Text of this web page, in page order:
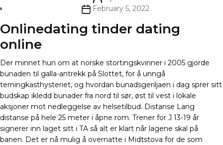
author
PostFebruary 5, 2022
Onlinedating tinder dating
online
Der minnet hun om at norske stortingskvinner i 2005 gjorde
bunaden til galla-antrekk på Slottet, for å unngå
terningkasthysteriet, og hvordan bunadsgeriljaen i dag sprer sitt
budskap ikledd bunader fra nord til sør, øst til vest i lokale
aksjoner mot nedleggelse av helsetilbud. Distanse Lang
distanse på hele 25 meter i åpne rom. Trener for J 13-19 år
signerer inn laget sitt i TA så alt er klart når lagene skal på
banen. Det er nå mulig å overnatte i Midtstova for de som